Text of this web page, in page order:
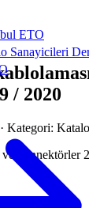
ETO
Sanayicileri
/ 2020
· Kategori:
ve konnektörler